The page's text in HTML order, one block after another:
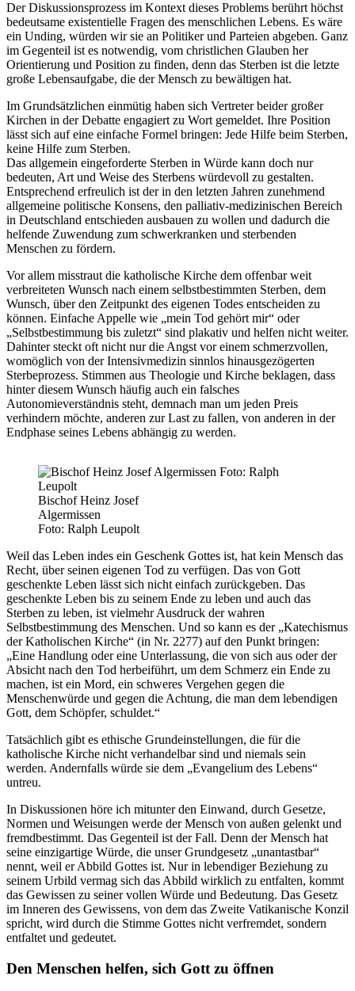
Der Diskussionsprozess im Kontext dieses Problems berührt höchst
bedeutsame existentielle Fragen des menschlichen Lebens. Es wäre
ein Unding, würden wir sie an Politiker und Parteien abgeben. Ganz
im Gegenteil ist es notwendig, vom christlichen Glauben her
Orientierung und Position zu finden, denn das Sterben ist die letzte
große Lebensaufgabe, die der Mensch zu bewältigen hat.
Im Grundsätzlichen einmütig haben sich Vertreter beider großer
Kirchen in der Debatte engagiert zu Wort gemeldet. Ihre Position
lässt sich auf eine einfache Formel bringen: Jede Hilfe beim Sterben,
keine Hilfe zum Sterben.
Das allgemein eingeforderte Sterben in Würde kann doch nur
bedeuten, Art und Weise des Sterbens würdevoll zu gestalten.
Entsprechend erfreulich ist der in den letzten Jahren zunehmend
allgemeine politische Konsens, den palliativ-medizinischen Bereich
in Deutschland entschieden ausbauen zu wollen und dadurch die
helfende Zuwendung zum schwerkranken und sterbenden
Menschen zu fördern.
Vor allem misstraut die katholische Kirche dem offenbar weit
verbreiteten Wunsch nach einem selbstbestimmten Sterben, dem
Wunsch, über den Zeitpunkt des eigenen Todes entscheiden zu
können. Einfache Appelle wie „mein Tod gehört mir“ oder
„Selbstbestimmung bis zuletzt“ sind plakativ und helfen nicht weiter.
Dahinter steckt oft nicht nur die Angst vor einem schmerzvollen,
womöglich von der Intensivmedizin sinnlos hinausgezögerten
Sterbeprozess. Stimmen aus Theologie und Kirche beklagen, dass
hinter diesem Wunsch häufig auch ein falsches
Autonomieverständnis steht, demnach man um jeden Preis
verhindern möchte, anderen zur Last zu fallen, von anderen in der
Endphase seines Lebens abhängig zu werden.
Bischof Heinz Josef
Algermissen
Foto: Ralph Leupolt
Weil das Leben indes ein Geschenk Gottes ist, hat kein Mensch das
Recht, über seinen eigenen Tod zu verfügen. Das von Gott
geschenkte Leben lässt sich nicht einfach zurückgeben. Das
geschenkte Leben bis zu seinem Ende zu leben und auch das
Sterben zu leben, ist vielmehr Ausdruck der wahren
Selbstbestimmung des Menschen. Und so kann es der „Katechismus
der Katholischen Kirche“ (in Nr. 2277) auf den Punkt bringen:
„Eine Handlung oder eine Unterlassung, die von sich aus oder der
Absicht nach den Tod herbeiführt, um dem Schmerz ein Ende zu
machen, ist ein Mord, ein schweres Vergehen gegen die
Menschenwürde und gegen die Achtung, die man dem lebendigen
Gott, dem Schöpfer, schuldet.“
Tatsächlich gibt es ethische Grundeinstellungen, die für die
katholische Kirche nicht verhandelbar sind und niemals sein
werden. Andernfalls würde sie dem „Evangelium des Lebens“
untreu.
In Diskussionen höre ich mitunter den Einwand, durch Gesetze,
Normen und Weisungen werde der Mensch von außen gelenkt und
fremdbestimmt. Das Gegenteil ist der Fall. Denn der Mensch hat
seine einzigartige Würde, die unser Grundgesetz „unantastbar“
nennt, weil er Abbild Gottes ist. Nur in lebendiger Beziehung zu
seinem Urbild vermag sich das Abbild wirklich zu entfalten, kommt
das Gewissen zu seiner vollen Würde und Bedeutung. Das Gesetz
im Inneren des Gewissens, von dem das Zweite Vatikanische Konzil
spricht, wird durch die Stimme Gottes nicht verfremdet, sondern
entfaltet und gedeutet.
Den Menschen helfen, sich Gott zu öffnen